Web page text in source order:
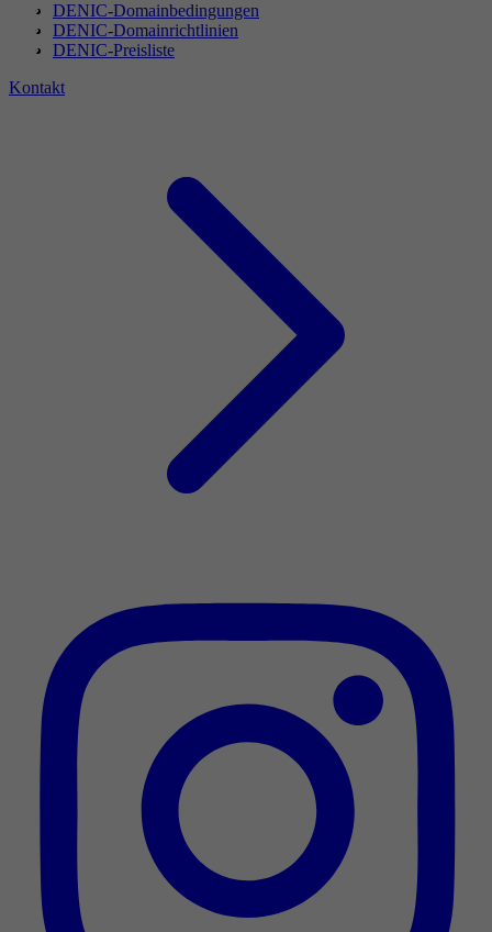
DENIC-Domainbedingungen
DENIC-Domainrichtlinien
DENIC-Preisliste
Kontakt